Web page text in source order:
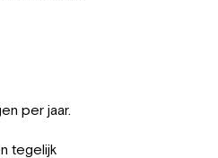
per jaar.
tegelijk